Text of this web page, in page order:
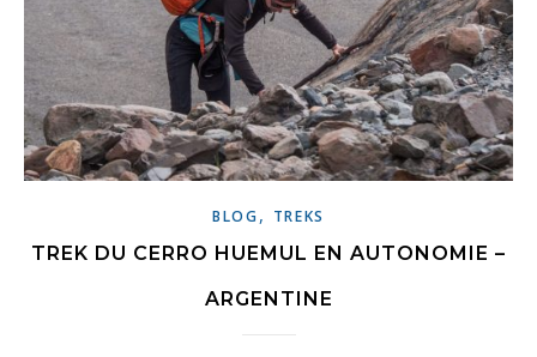
BLOG, TREKS
TREK DU CERRO HUEMUL EN AUTONOMIE –
ARGENTINE